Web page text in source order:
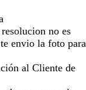
no es
envio la foto para
al Cliente de